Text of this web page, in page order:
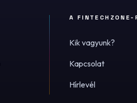
A FINTECHZONE-
Kik vagyunk?
Kapcsolat
Hírlevél